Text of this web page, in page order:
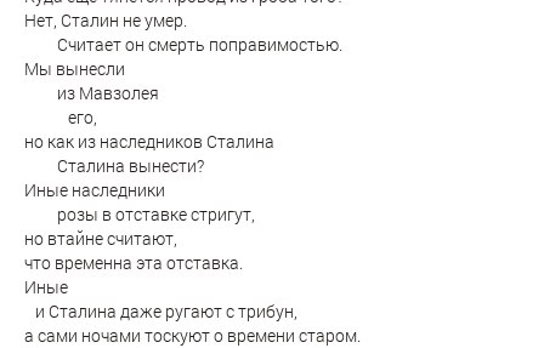
Нет, Сталин не умер.
Считает он смерть поправимостью.
Мы вынесли
из Мавзолея
его,
но как из наследников Сталина
Сталина вынести?
Иные наследники
розы в отставке стригут,
но втайне считают,
что временна эта отставка.
Иные
и Сталина даже ругают с трибун,
а сами ночами тоскуют о времени старом.